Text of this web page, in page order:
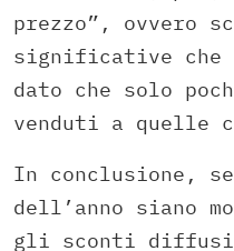
prezzo”, ovvero
significative che
dato che solo
venduti a quelle
In conclusione,
dell’anno siano
gli sconti diffusi